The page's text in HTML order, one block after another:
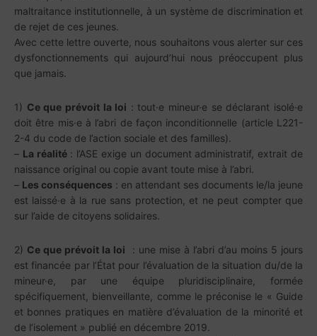
maltraitance institutionnelle, à un système de discrimination et
de rejet de ces jeunes.
Avec cette lettre ouverte, nous souhaitons vous alerter sur ces
dysfonctionnements qui aujourd’hui nous préoccupent plus
que jamais.
1) Ce que prévoit la loi : tout·e mineur·e se déclarant isolé·e
doit être mis·e à l’abri de façon inconditionnelle (article L221-
2-4 du code de l’action sociale et des familles).
– La réalité: l’ASE exige un document administratif, extrait de
naissance original ou copie avant toute mise à l’abri.
– Les conséquences : en attendant ses documents le/la jeune
est laissé·e à la rue sans protection, et ne peut compter que
sur l’aide de citoyens solidaires.
2) Ce que prévoit la loi : une mise à l’abri d’au moins 5 jours
est financée par l’État pour l’évaluation de la situation du/de la
mineur·e, par une équipe pluridisciplinaire, formée
spécifiquement, bienveillante, comme le préconise le « Guide
et bonnes pratiques en matière d’évaluation de la minorité et
de l’isolement » publié en décembre 2019.